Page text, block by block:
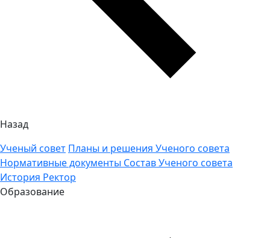
Назад
Ученый совет Планы и решения Ученого совета
Нормативные документы Состав Ученого совета
История Ректор
Образование